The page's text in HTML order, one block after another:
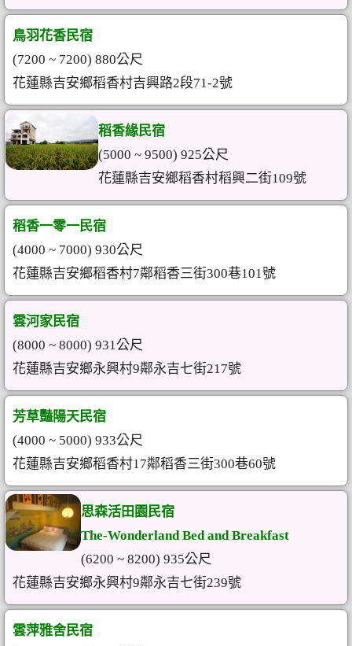
鳥羽花香民宿
(7200 ~ 7200) 880公尺
花蓮縣吉安鄉稻香村吉興路2段71-2號
稻香緣民宿
(5000 ~ 9500) 925公尺
花蓮縣吉安鄉稻香村稻興二街109號
稻香一零一民宿
(4000 ~ 7000) 930公尺
花蓮縣吉安鄉稻香村7鄰稻香三街300巷101號
雲河家民宿
(8000 ~ 8000) 931公尺
花蓮縣吉安鄉永興村9鄰永吉七街217號
芳草豔陽天民宿
(4000 ~ 5000) 933公尺
花蓮縣吉安鄉稻香村17鄰稻香三街300巷60號
思森活田園民宿
The-Wonderland Bed and Breakfast
(6200 ~ 8200) 935公尺
花蓮縣吉安鄉永興村9鄰永吉七街239號
雲萍雅舍民宿